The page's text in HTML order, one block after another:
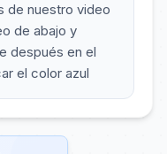
de nuestro video
de abajo y
después en el
el color azul